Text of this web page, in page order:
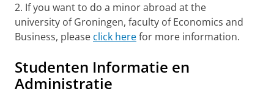
2. If you want to do a minor abroad at the
university of Groningen, faculty of Economics and
Business, please click herefor more information.
Studenten Informatie en
Administratie